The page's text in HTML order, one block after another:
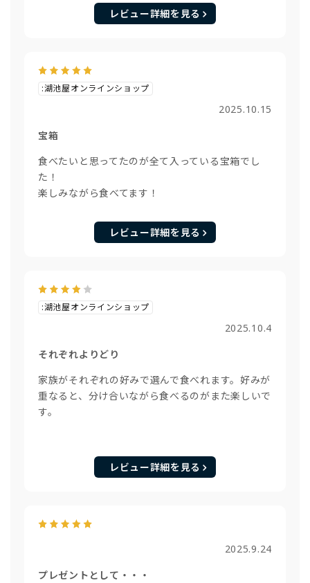
レビュー詳細を見る
:湖池屋オンラインショップ
2025.10.15
宝箱
食べたいと思ってたのが全て入っている宝箱でし
た！
楽しみながら食べてます！
レビュー詳細を見る
:湖池屋オンラインショップ
2025.10.4
それぞれよりどり
家族がそれぞれの好みで選んで食べれます。好みが
重なると、分け合いながら食べるのがまた楽しいで
す。
レビュー詳細を見る
2025.9.24
プレゼントとして・・・